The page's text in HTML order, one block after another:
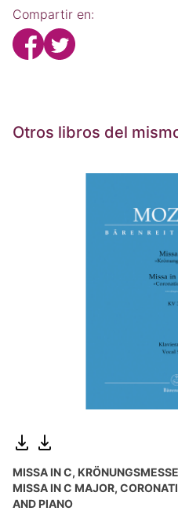
Compartir en:
Otros libros del
MISSA IN C,
MISSA IN C MAJOR,
AND PIANO